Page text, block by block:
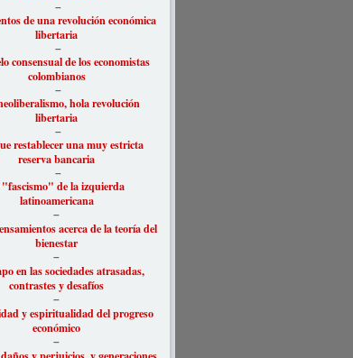
–
de una revolución económica
libertaria
–
consensual de los economistas
colombianos
–
hola revolución
libertaria
–
restablecer una muy estricta
reserva bancaria
–
de la izquierda
latinoamericana
–
acerca de la teoría del
bienestar
–
en las sociedades atrasadas,
contrastes y desafíos
–
y espiritualidad del progreso
económico
–